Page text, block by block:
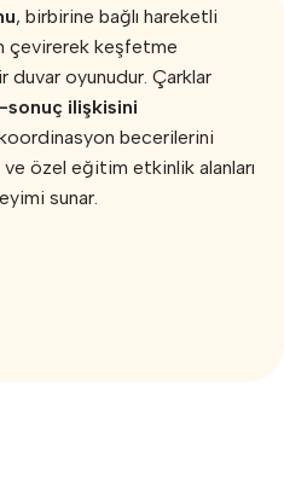
, birbirine bağlı hareketli
çevirerek keşfetme
duvar oyunudur. Çarklar
ilişkisini
becerilerini
özel eğitim etkinlik alanları
sunar.